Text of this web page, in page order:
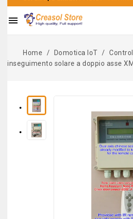

Home Domotica IoT
inseguimento solare a doppio asse